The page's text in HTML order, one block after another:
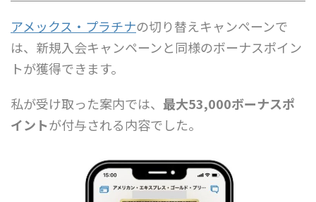
アメックス・プラチナの切り替えキャンペーンで
は、新規入会キャンペーンと同様のボーナスポイン
トが獲得できます。
私が受け取った案内では、 最大53,000ボーナスポ
イントが付与される内容でした。